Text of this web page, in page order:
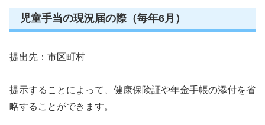
児童手当の現況届の際（毎年6月）
提出先：市区町村
提示することによって、健康保険証や年金手帳の添付を省
略することができます。